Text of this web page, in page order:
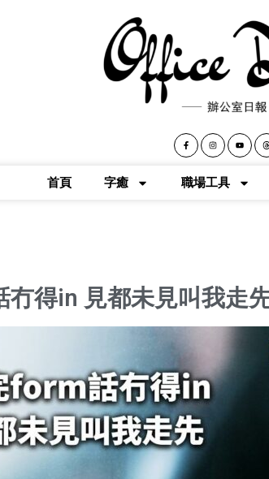
首頁 字癒 職場工具
得in 見都未見叫我走